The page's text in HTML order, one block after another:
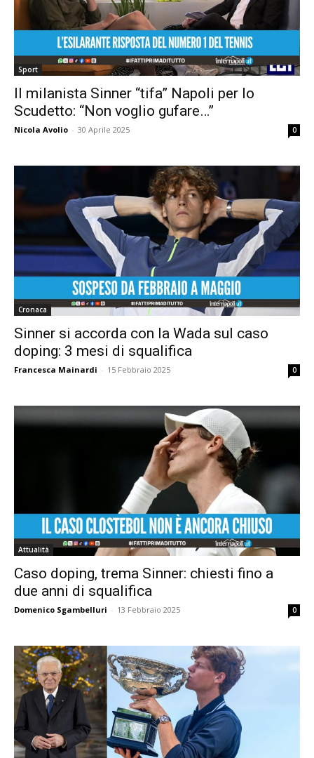
Sport
Il milanista Sinner “tifa” Napoli per lo
Scudetto: “Non voglio gufare…”
Nicola Avolio - 30 Aprile 2025 0
Cronaca
Sinner si accorda con la Wada sul caso
doping: 3 mesi di squalifica
Francesca Mainardi - 15 Febbraio 2025 0
Attualità
Caso doping, trema Sinner: chiesti fino a
due anni di squalifica
Domenico Sgambelluri - 13 Febbraio 2025 0